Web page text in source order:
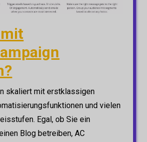
skaliert mit erstklassigen
und vielen
Egal, ob Sie ein
Blog betreiben, AC